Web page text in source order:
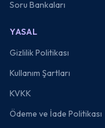
Soru Bankaları
YASAL
Gizlilik Politikası
Kullanım Şartları
KVKK
Ödeme ve İade Politikası